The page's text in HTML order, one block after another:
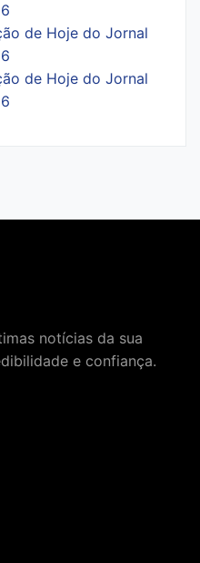
de Hoje do Jornal
de Hoje do Jornal
notícias da sua
e confiança.